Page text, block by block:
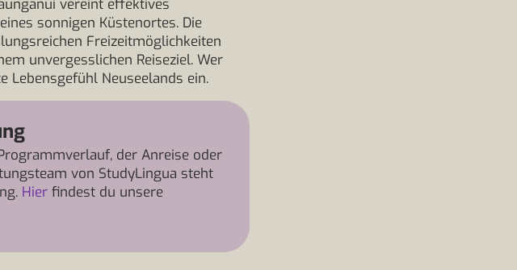
vereint effektives
sonnigen Küstenortes. Die
Freizeitmöglichkeiten
unvergesslichen Reiseziel. Wer
Lebensgefühl Neuseelands ein.
der Anreise oder
von StudyLingua steht
Hier findest du unsere